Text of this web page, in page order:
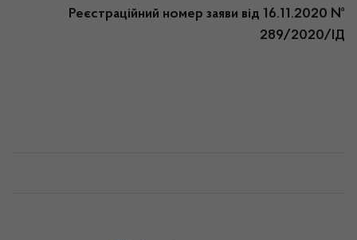
Реєстраційний номер заяви від 16.11.2020 №
289/2020/ІД